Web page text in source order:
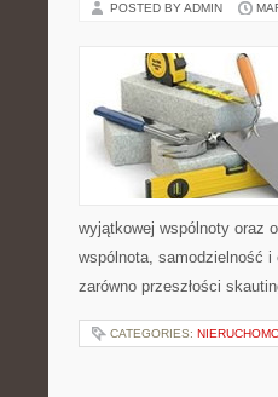
POSTED BY ADMIN
wyjątkowej wspólnoty oraz
wspólnota, samodzielność
zarówno przeszłości
CATEGORIES: